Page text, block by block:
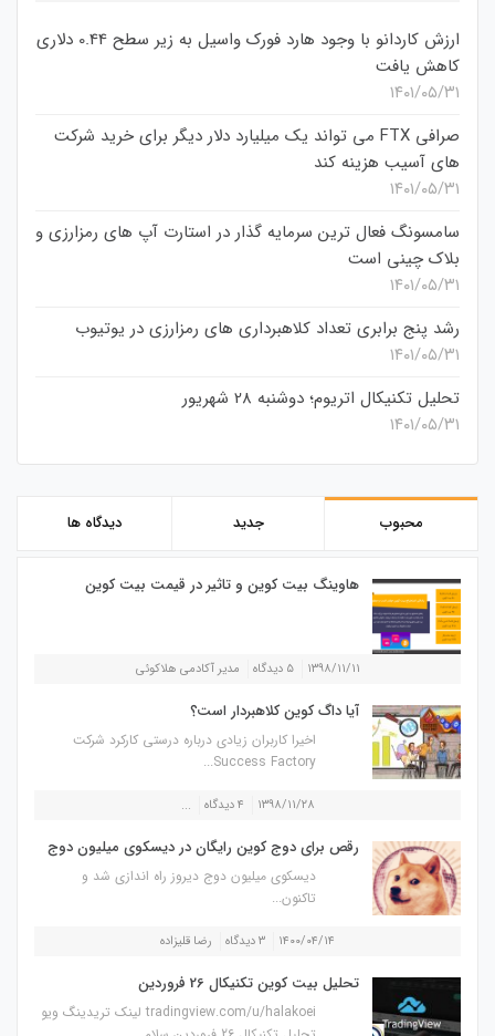
ارزش کاردانو با وجود هارد فورک واسیل به زیر سطح 0.44 دلاری
کاهش یافت
۱۴۰۱/۰۵/۳۱
صرافی FTX می تواند یک میلیارد دلار دیگر برای خرید شرکت
های آسیب هزینه کند
۱۴۰۱/۰۵/۳۱
سامسونگ فعال‌ ترین سرمایه‌ گذار در استارت‌ آپ‌ های رمزارزی و
بلاک چینی است
۱۴۰۱/۰۵/۳۱
رشد پنج برابری تعداد کلاهبرداری های رمزارزی در یوتیوب
۱۴۰۱/۰۵/۳۱
تحلیل تکنیکال اتریوم؛ دوشنبه 28 شهریور
۱۴۰۱/۰۵/۳۱
محبوب جدید دیدگاه ها
هاوینگ بیت کوین و تاثیر در قیمت بیت کوین
۱۳۹۸/۱۱/۱۱ ۵ دیدگاه مدیر آکادمی هلاکوئی
آیا داگ کوین کلاهبردار است؟
اخیرا کاربران زیادی درباره درستی کارکرد شرکت
Success Factory...
۱۳۹۸/۱۱/۲۸ ۴ دیدگاه ...
رقص برای دوج کوین رایگان در دیسکوی میلیون دوج
دیسکوی میلیون دوج دیروز راه اندازی شد و
تاکنون...
۱۴۰۰/۰۴/۱۴ ۳ دیدگاه رضا قلیزاده
تحلیل بیت کوین تکنیکال 26 فروردین
tradingview.com/u/halakoei لینک تریدینگ ویو